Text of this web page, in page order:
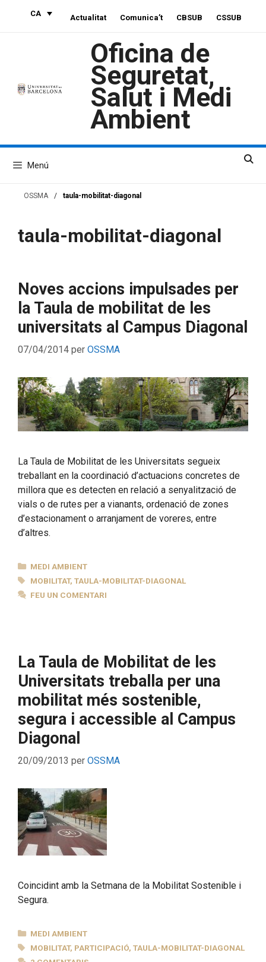
CA Actualitat Comunica’t CBSUB CSSUB
Oficina de
Seguretat,
Salut i Medi
Ambient
Menú
OSSMA / taula-mobilitat-diagonal
taula-mobilitat-diagonal
Noves accions impulsades per
la Taula de mobilitat de les
universitats al Campus Diagonal
07/04/2014 per OSSMA
La Taula de Mobilitat de les Universitats segueix
treballant en la coordinació d’actuacions concretes de
millora que es detecten en relació a senyalització de
vials o de rutes per a vianants, ordenació de zones
d’estacionament o arranjament de voreres, entre
d’altres.
CATEGORIES
MEDI AMBIENT
ETIQUETES
MOBILITAT,TAULA-MOBILITAT-DIAGONAL
FEU UN COMENTARI
La Taula de Mobilitat de les
Universitats treballa per una
mobilitat més sostenible,
segura i accessible al Campus
Diagonal
20/09/2013 per OSSMA
Coincidint amb la Setmana de la Mobilitat Sostenible i
Segura.
CATEGORIES
MEDI AMBIENT
ETIQUETES
MOBILITAT, PARTICIPACIÓ,TAULA-MOBILITAT-DIAGONAL